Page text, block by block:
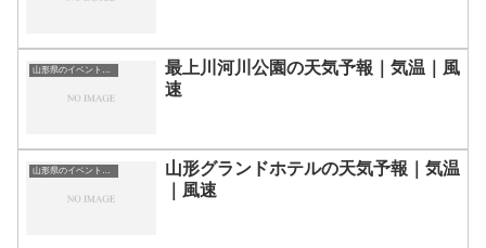
山形県のイベント会場一覧
最上川河川公園の天気予報｜気温｜風
速
山形県のイベント会場一覧
山形グランドホテルの天気予報｜気温
｜風速